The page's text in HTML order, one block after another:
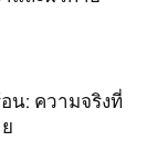
น: ความจริงที่